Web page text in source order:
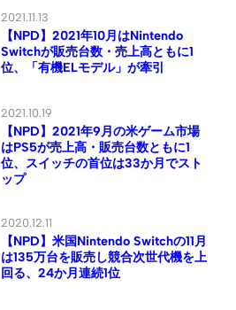
2021.11.13
【NPD】2021年10月はNintendo
Switchが販売台数・売上高ともに1
位、「有機ELモデル」が牽引
2021.10.19
【NPD】2021年9月の米ゲーム市場
はPS5が売上高・販売台数ともに1
位、スイッチの首位は33か月でスト
ップ
2020.12.11
【NPD】米国Nintendo Switchの11月
は135万台を販売し競合次世代機を上
回る、24か月連続1位